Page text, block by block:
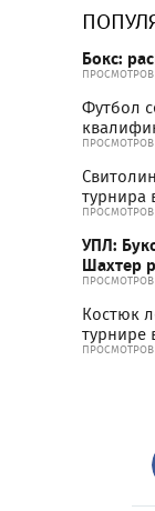
Бокс:
ПРОСМОТРОВ
Футбол
ПРОСМОТРОВ
турнира
ПРОСМОТРОВ
УПЛ:
Шахтер
ПРОСМОТРОВ
Костюк
турнире
ПРОСМОТРОВ